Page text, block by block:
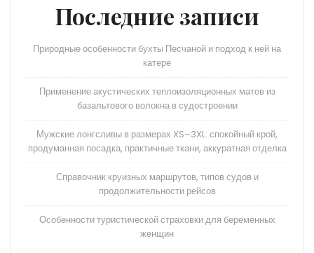
Последние записи
Природные особенности бухты Песчаной и подход к ней на
катере
Применение акустических теплоизоляционных матов из
базальтового волокна в судостроении
Мужские лонгсливы в размерах XS–3XL: спокойный крой,
продуманная посадка, практичные ткани, аккуратная отделка
Справочник круизных маршрутов, типов судов и
продолжительности рейсов
Особенности туристической страховки для беременных
женщин